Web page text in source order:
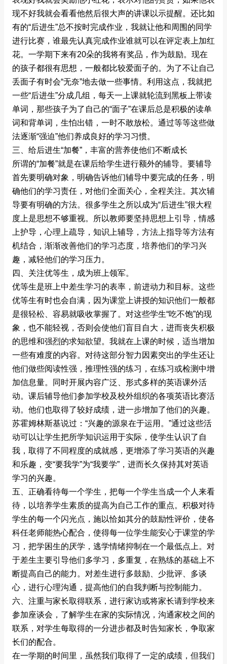
现不好我就会看看他然后很大声的讲课以示提醒。还比如
有的“后进生”总不按时完成作业，我就让他和周围的同学
进行比赛，谁最先认真完成作业谁就可以在评定表上加红
花。一学期下来有20朵的我将有奖品，作为鼓励。现在
的孩子都很有思想，一般都比较爱面子的。为了不让自己
丢面子有时会“无奈”地去做一些事情。利用这点，我就把
一些“后进生”分成几组，每天一上课就轮流到黑板上带读
单词，那些孩子为了自己的“面子”在课后总是积极的读单
词和背单词，生怕出错，一时不敢放松。通过等等这些做
法逐渐“强迫”他们养成良好的学习习惯。
三、给后进生“加餐”，丰富的营养使他们不断成长
所谓的“加餐”就是在课后给学生进行额外的辅导。要辅导
首先要明确对象，明确告诉他们辅导中要完成的任务，明
确他们的学习责任，对他们全面关心，全程关注。其次辅
导要有明确的方法。很多学生之所以成为“后进生”很大程
度上是思想不够重视。所以教师要坚持思想上引导，情感
上护导，心理上疏导，知识上辅导，方法上指导等方法有
机结合，渐渐改善他们的学习态度，培养他们的学习兴
趣，减轻他们的学习压力。
四、关注优等生，成为班上领军。
优等生是班上中差生学习的表率，前进动力和目标。这些
优等生有时也会自满，因为课堂上讲授的知识他们一般都
是很轻松、容易就吸收掌握了。对这些学生“吃不饱”的现
象，也不能轻视，否则会使他们盲目自大，进而丧失积极
的思维和强烈的求知欲望。我就在上课的时候，适当增加
一些有难度的内容。对待这部分智力因素突出的学生还让
他们做些阅读性强，推理性强的练习，在练习或检测中增
加信息量。同时开展内容广泛、形式多样的英语课外活
动。课后辅导他们参加学校及校外组织的各项英语比赛活
动。他们也取得了较好成绩，进一步增加了他们的兴趣。
苏霍姆林斯基说过：“兴趣的源泉在于运用。”通过这些活
动可以让学生把所学知识运用于实际，使学生认识了自
我，取得了不同程度的成就感，更增添了学习英语的兴趣
和乐趣，变“要我学”为“我要学”，进而长久保持其对英语
学习的兴趣。
五、正确看待每一个学生，把每一个学生当成一个人来看
待，以培养学生素质的提高为自己工作的重点。积极对待
学生的每一个闪光点，施以恰如其分的鼓励性评价，使各
科任老师能热心配合，使得每一位学生能安心于课堂的学
习，把学困生的厌学，逃学情绪抑制在一个最低点上。对
于差生主要引导他们多学习，多重复，在熟练的基础上不
断提高自己的能力。对差生进行多鼓励、少批评、多谈
心，进行心理沟通，提高他们的自我判断与控制能力。
六、注重与家长取得联系，进行家访或将家长请到学校来
参加座谈会，了解学生在家的实际情况，沟通家校之间的
联系，对学生每取得的一分进步都及时告知家长，争取家
长们的配合。
在一学期的时间里，虽然我们取得了一定的成绩，但我们